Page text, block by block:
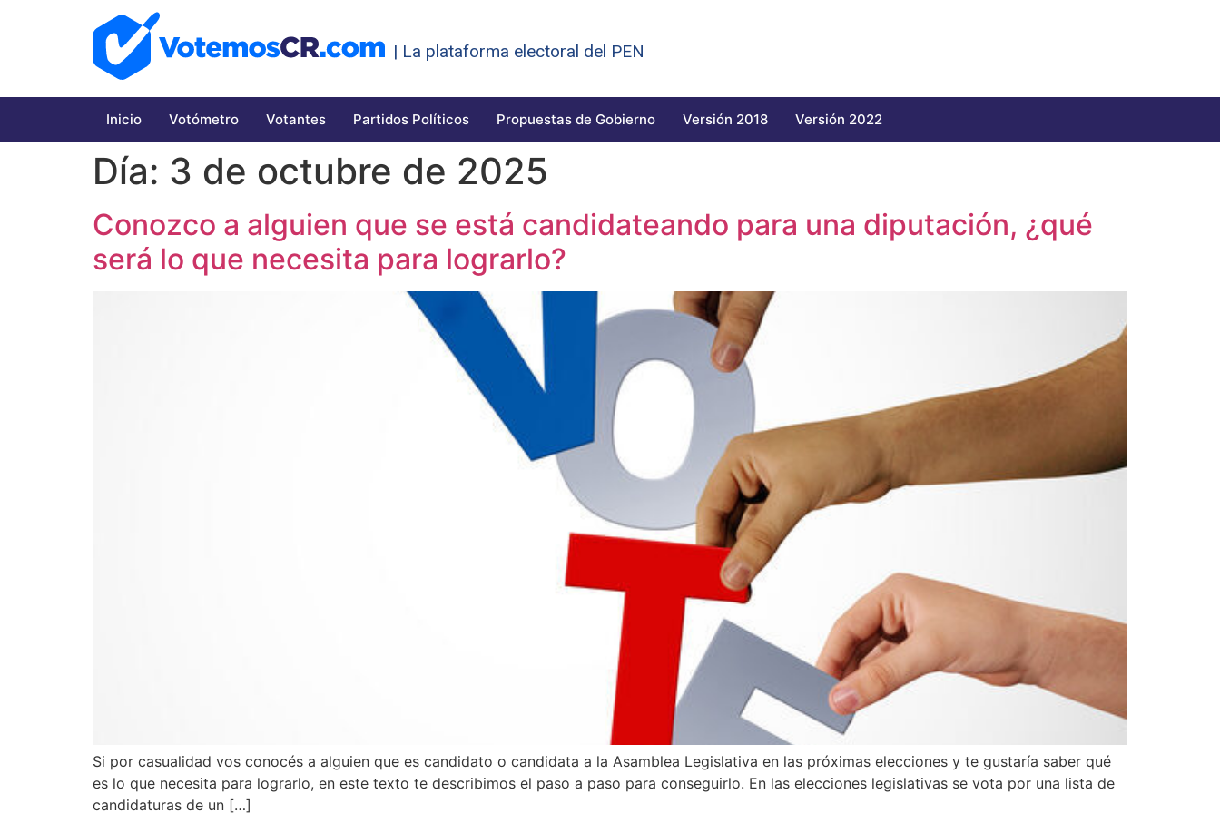
| La plataforma electoral del PEN
Inicio Votómetro Votantes Partidos Políticos Propuestas de Gobierno Versión 2018 Versión 2022
Día: 3 de octubre de 2025
Conozco a alguien que se está candidateando para una diputación, ¿qué
será lo que necesita para lograrlo?
Si por casualidad vos conocés a alguien que es candidato o candidata a la Asamblea Legislativa en las próximas elecciones y te gustaría saber qué
es lo que necesita para lograrlo, en este texto te describimos el paso a paso para conseguirlo. En las elecciones legislativas se vota por una lista de
candidaturas de un […]